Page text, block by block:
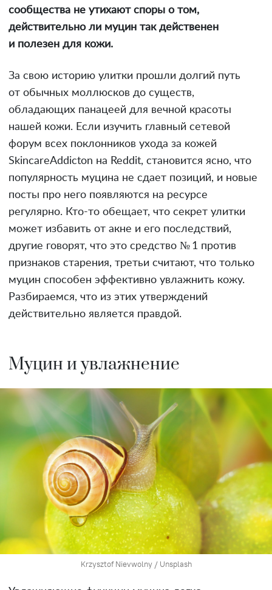
сообщества не утихают споры о том,
действительно ли муцин так действенен
и полезен для кожи.
За свою историю улитки прошли долгий путь
от обычных моллюсков до существ,
обладающих панацеей для вечной красоты
нашей кожи. Если изучить главный сетевой
форум всех поклонников ухода за кожей
SkincareAddicton на Reddit, становится ясно, что
популярность муцина не сдает позиций, и новые
посты про него появляются на ресурсе
регулярно. Кто-то обещает, что секрет улитки
может избавить от акне и его последствий,
другие говорят, что это средство № 1 против
признаков старения, третьи считают, что только
муцин способен эффективно увлажнить кожу.
Разбираемся, что из этих утверждений
действительно является правдой.
Муцин и увлажнение
Krzysztof Nievwolny / Unsplash